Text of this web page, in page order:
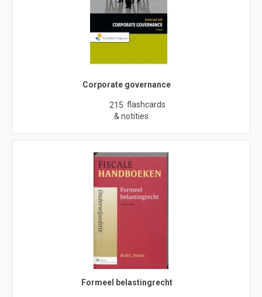
Corporate governance
215 flashcards
& notities
Formeel belastingrecht